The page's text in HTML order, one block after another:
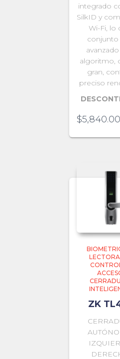
integrado
SilkID y
Wi-Fi, lo
conjunto
algoritmo,
gran,
preciso
$5,840.00
ZK